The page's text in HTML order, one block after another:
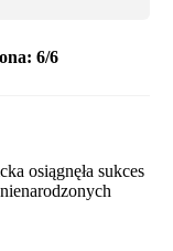
6/6
osiągnęła sukces